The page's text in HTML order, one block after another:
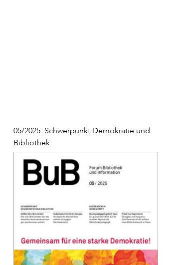
05/2025: Schwerpunkt Demokratie und
Bibliothek